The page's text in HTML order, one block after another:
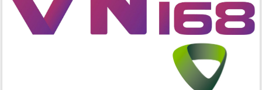
Sôi nổi Hội đua ngựa truyền thống Gò
Thì Thùng mừng Xuân Bính Ngọ 2026
Lãnh đạo tỉnh dâng hương tưởng niệm